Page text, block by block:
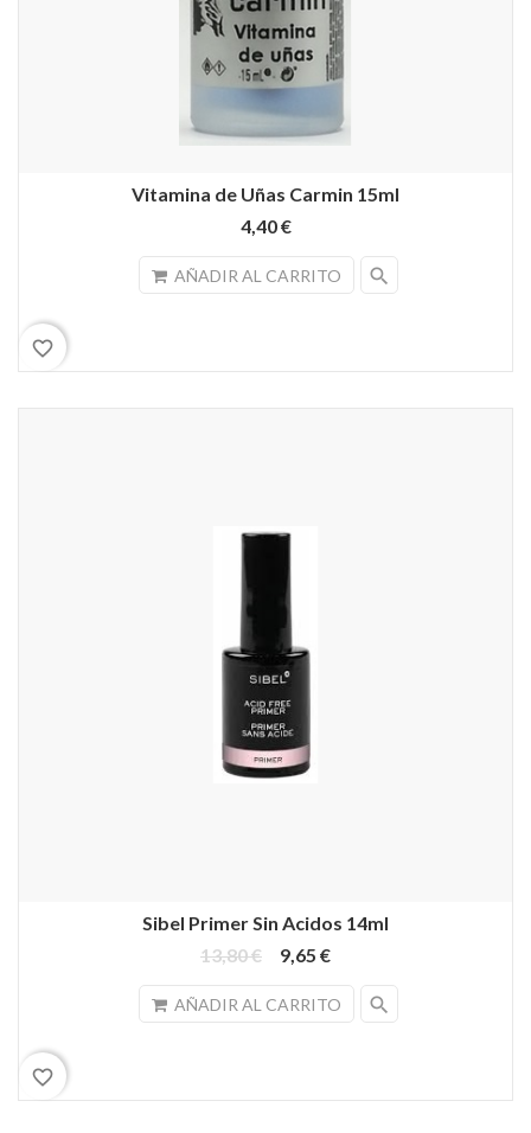
Vitamina de Uñas Carmin 15ml
4,40 €
AÑADIR AL CARRITO search
favorite_border
Sibel Primer Sin Acidos 14ml
13,80 €
9,65 €
AÑADIR AL CARRITO search
favorite_border